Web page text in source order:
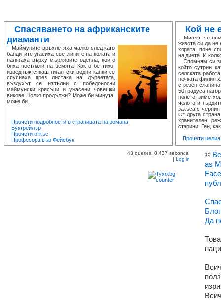
Спасяването на африканските
диаманти
Маймуните връхлетяха малко след като
бандитите угасиха светлините на колата и
налягаха върху мърлявите одеяла, които
бяха постлали на земята. Както бе тихо,
изведнъж сякаш гигантски водни капки се
спуснаха през листака на дърветата,
въздухът се изпълни с победоносни
маймунски крясъци и ужасени човешки
викове. Колко продължи? Може би минута,
може би...
Прочети подробности в страницата на романа
Буктрейлър
Прочети откъс
Професора във Фейсбук
Кой не
Мисля, че
живота си да не
хората, поне
на диета. И
Спомням си за
който сутрин
селската
печката филия
с резен
50 градуса
полето, зиме
челото и
закъса с
От друга
хранителен
старини. Ген,
Прочети целия
43 queries. 0.437 seconds.
| Log in
©
as
Да